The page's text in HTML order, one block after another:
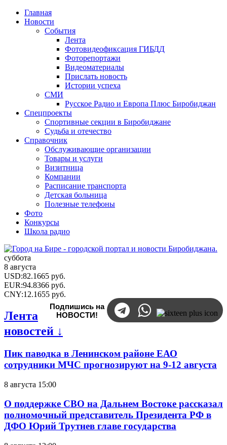
Главная
Новости
События
Лента
Фотовидеофиксация ГИБДД
Фоторепортажи
Видеоматериалы
Прислать новость
Истории успеха
СМИ
Русское Радио и Европа Плюс Биробиджан
Спецпроекты
Спортивные секции в Биробиджане
Судьба и отечество
Справочник
Обслуживающие организации
Товары и услуги
Визитница
Компании
Расписание транспорта
Детская больница
Полезные телефоны
Фото
Конкурсы
Школа радио
суббота
8 августа
USD:82.1665 руб.
EUR:94.8366 руб.
CNY:12.1655 руб.
Подпишись на
НОВОСТИ!
Лента
новостей ↓
Пик паводка в Ленинском районе ЕАО
сотрудники МЧС прогнозируют на 9-12 августа
8 августа 15:00
О поддержке СВО на Дальнем Востоке рассказал
полномочный представитель Президента РФ в
ДФО Юрий Трутнев главе государства